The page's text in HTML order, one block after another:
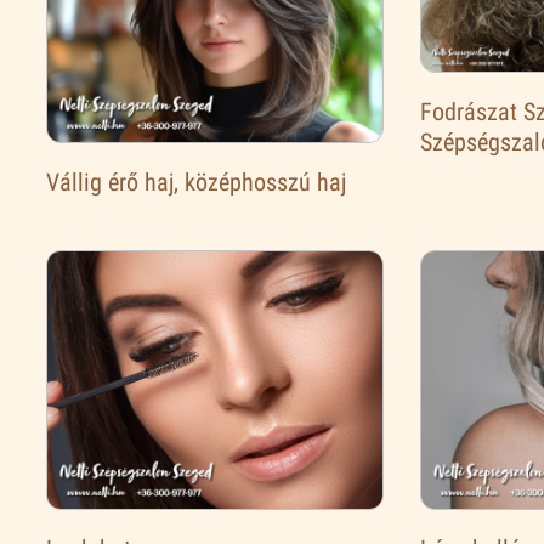
Vállig érő haj, középhosszú haj
Fodrászat